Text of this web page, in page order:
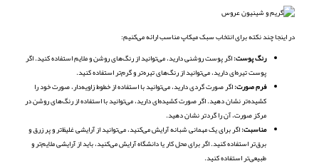
در اینجا چند نکته برای انتخاب سبک میکاپ مناسب ارائه می‌کنیم:
رنگ پوست:اگر پوست روشنی دارید، می‌توانید از رنگ‌های روشن و ملایم استفاده کنید. اگر
پوست تیره‌ای دارید، می‌توانید از رنگ‌های تیره‌تر و گرم‌تر استفاده کنید.
فرم صورت:اگر صورت گردی دارید، می‌توانید با استفاده از خطوط زاویه‌دار، صورت خود را
کشیده‌تر نشان دهید. اگر صورت کشیده‌ای دارید، می‌توانید با استفاده از رنگ‌های روشن در
مرکز صورت، آن را گردتر نشان دهید.
مناسبت:اگر برای یک مهمانی شبانه آرایش می‌کنید، می‌توانید از آرایشی غلیظ‌تر و پر زرق و
برق‌تر استفاده کنید. اگر برای محل کار یا دانشگاه آرایش می‌کنید، باید از آرایشی ملایم‌تر و
طبیعی‌تر استفاده کنید.